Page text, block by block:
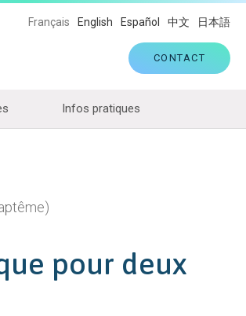
CONTACT
Français English Español 中文 日本語
Infos pratiques
pour deux